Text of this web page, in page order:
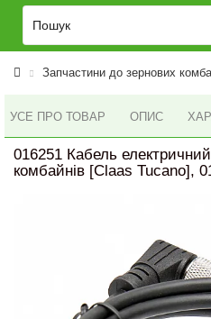
Запчастини до зернових
УСЕ ПРО ТОВАР ОПИС
016251 Кабель
комбайнів [Claas Tucano],